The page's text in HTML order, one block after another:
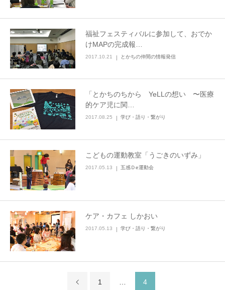
福祉フェスティバルに参加して、おでか
けMAPの完成報…
2017.10.21 とかちの仲間の情報発信
「とかちのちから YeLLの想い 〜医療
的ケア児に関…
2017.08.25 学び・語り・繋がり
こどもの運動教室「うごきのいずみ」
2017.05.13 五感Ｄe運動会
ケア・カフェ しかおい
2017.05.13 学び・語り・繋がり
1 4